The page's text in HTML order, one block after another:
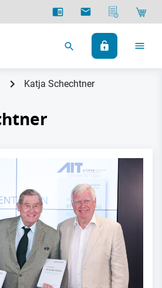
Katja Schechtner